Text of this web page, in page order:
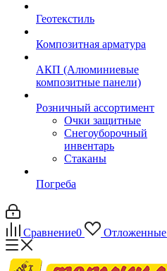
Геотекстиль
Композитная арматура
АКП (Алюминиевые
композитные панели)
Розничный ассортимент
Очки защитные
Снегоуборочный
инвентарь
Стаканы
Погреба
Сравнение0 Отложенные